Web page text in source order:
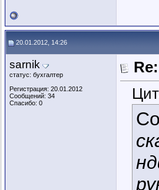
20.01.2012, 14:26
sarnik
статус: бухгалтер
Регистрация: 20.01.2012
Сообщений: 34
Спасибо: 0